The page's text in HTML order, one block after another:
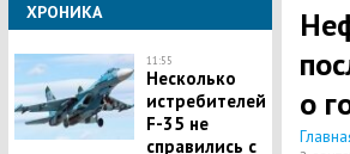
ХРОНИКА
11:55
Несколько
истребителей
F-35 не
справились с
о